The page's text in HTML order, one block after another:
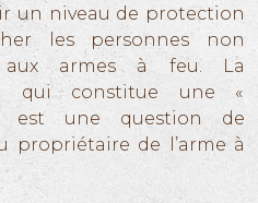
un niveau de protection
les personnes non
aux armes à feu. La
qui constitue une «
est une question de
de l’arme à